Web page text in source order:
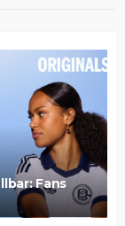
Fans